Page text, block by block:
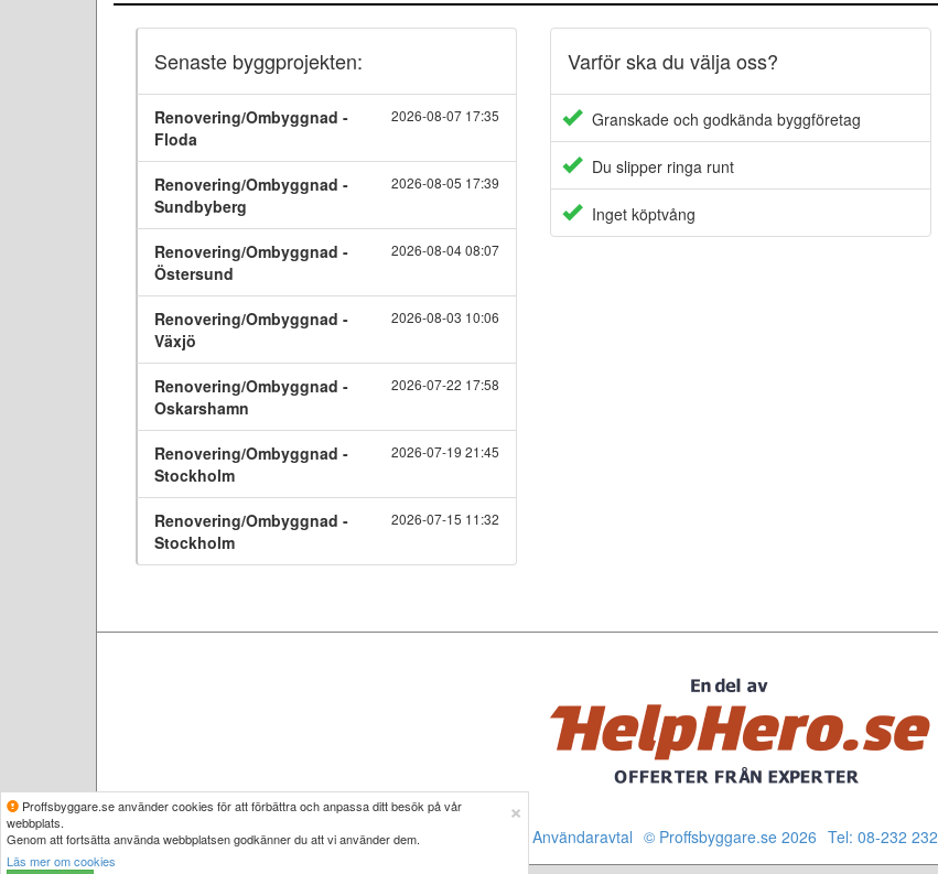
×
Proffsbyggare.se använder cookies för att förbättra och anpassa ditt besök på vår
webbplats.
Genom att fortsätta använda webbplatsen godkänner du att vi använder dem.
Läs mer om cookies
Senaste byggprojekten:
2026-08-07 17:35
Renovering/Ombyggnad -
Floda
2026-08-05 17:39
Renovering/Ombyggnad -
Sundbyberg
2026-08-04 08:07
Renovering/Ombyggnad -
Östersund
2026-08-03 10:06
Renovering/Ombyggnad -
Växjö
2026-07-22 17:58
Renovering/Ombyggnad -
Oskarshamn
2026-07-19 21:45
Renovering/Ombyggnad -
Stockholm
2026-07-15 11:32
Renovering/Ombyggnad -
Stockholm
Varför ska du välja oss?
Granskade och godkända byggföretag
Du slipper ringa runt
Inget köptvång
Användaravtal © Proffsbyggare.se 2026 Tel: 08-232 232